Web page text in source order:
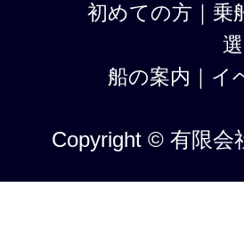
初めての方 ｜ 乗
船の案内 ｜ イ
Copyright © 有限会